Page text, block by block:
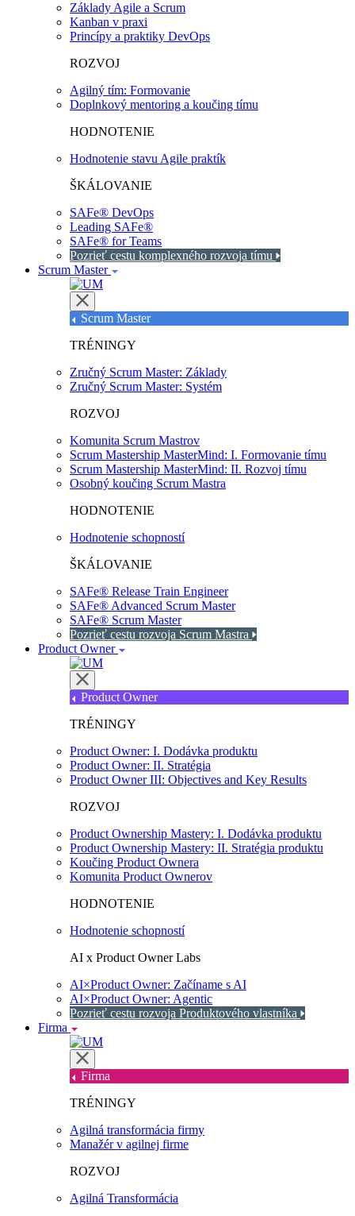
Základy Agile a Scrum
Kanban v praxi
Princípy a praktiky DevOps
ROZVOJ
Agilný tím: Formovanie
Doplnkový mentoring a koučing tímu
HODNOTENIE
Hodnotenie stavu Agile praktík
ŠKÁLOVANIE
SAFe® DevOps
Leading SAFe®
SAFe® for Teams
Pozrieť cestu komplexného rozvoja tímu
Scrum Master
Scrum Master
TRÉNINGY
Zručný Scrum Master: Základy
Zručný Scrum Master: Systém
ROZVOJ
Komunita Scrum Mastrov
Scrum Mastership MasterMind: I. Formovanie tímu
Scrum Mastership MasterMind: II. Rozvoj tímu
Osobný koučing Scrum Mastra
HODNOTENIE
Hodnotenie schopností
ŠKÁLOVANIE
SAFe® Release Train Engineer
SAFe® Advanced Scrum Master
SAFe® Scrum Master
Pozrieť cestu rozvoja Scrum Mastra
Product Owner
Product Owner
TRÉNINGY
Product Owner: I. Dodávka produktu
Product Owner: II. Stratégia
Product Owner III: Objectives and Key Results
ROZVOJ
Product Ownership Mastery: I. Dodávka produktu
Product Ownership Mastery: II. Stratégia produktu
Koučing Product Ownera
Komunita Product Ownerov
HODNOTENIE
Hodnotenie schopností
AI x Product Owner Labs
AI×Product Owner: Začíname s AI
AI×Product Owner: Agentic
Pozrieť cestu rozvoja Produktového vlastníka
Firma
Firma
TRÉNINGY
Agilná transformácia firmy
Manažér v agilnej firme
ROZVOJ
Agilná Transformácia